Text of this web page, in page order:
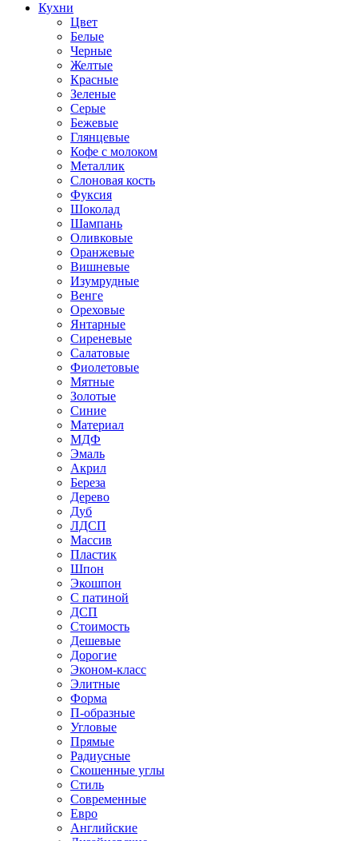
Кухни
Цвет
Белые
Черные
Желтые
Красные
Зеленые
Серые
Бежевые
Глянцевые
Кофе с молоком
Металлик
Слоновая кость
Фуксия
Шоколад
Шампань
Оливковые
Оранжевые
Вишневые
Изумрудные
Венге
Ореховые
Янтарные
Сиреневые
Салатовые
Фиолетовые
Мятные
Золотые
Синие
Материал
МДФ
Эмаль
Акрил
Береза
Дерево
Дуб
ЛДСП
Массив
Пластик
Шпон
Экошпон
С патиной
ДСП
Стоимость
Дешевые
Дорогие
Эконом-класс
Элитные
Форма
П-образные
Угловые
Прямые
Радиусные
Скошенные углы
Стиль
Современные
Евро
Английские